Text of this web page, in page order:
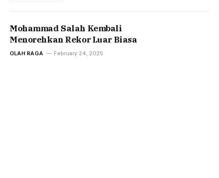
Mohammad Salah Kembali
Menorehkan Rekor Luar Biasa
OLAH RAGA February 24, 2025